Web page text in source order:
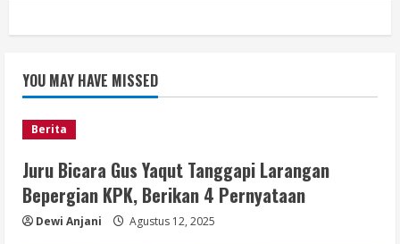
YOU MAY HAVE MISSED
Berita
Juru Bicara Gus Yaqut Tanggapi Larangan
Bepergian KPK, Berikan 4 Pernyataan
Dewi Anjani Agustus 12, 2025